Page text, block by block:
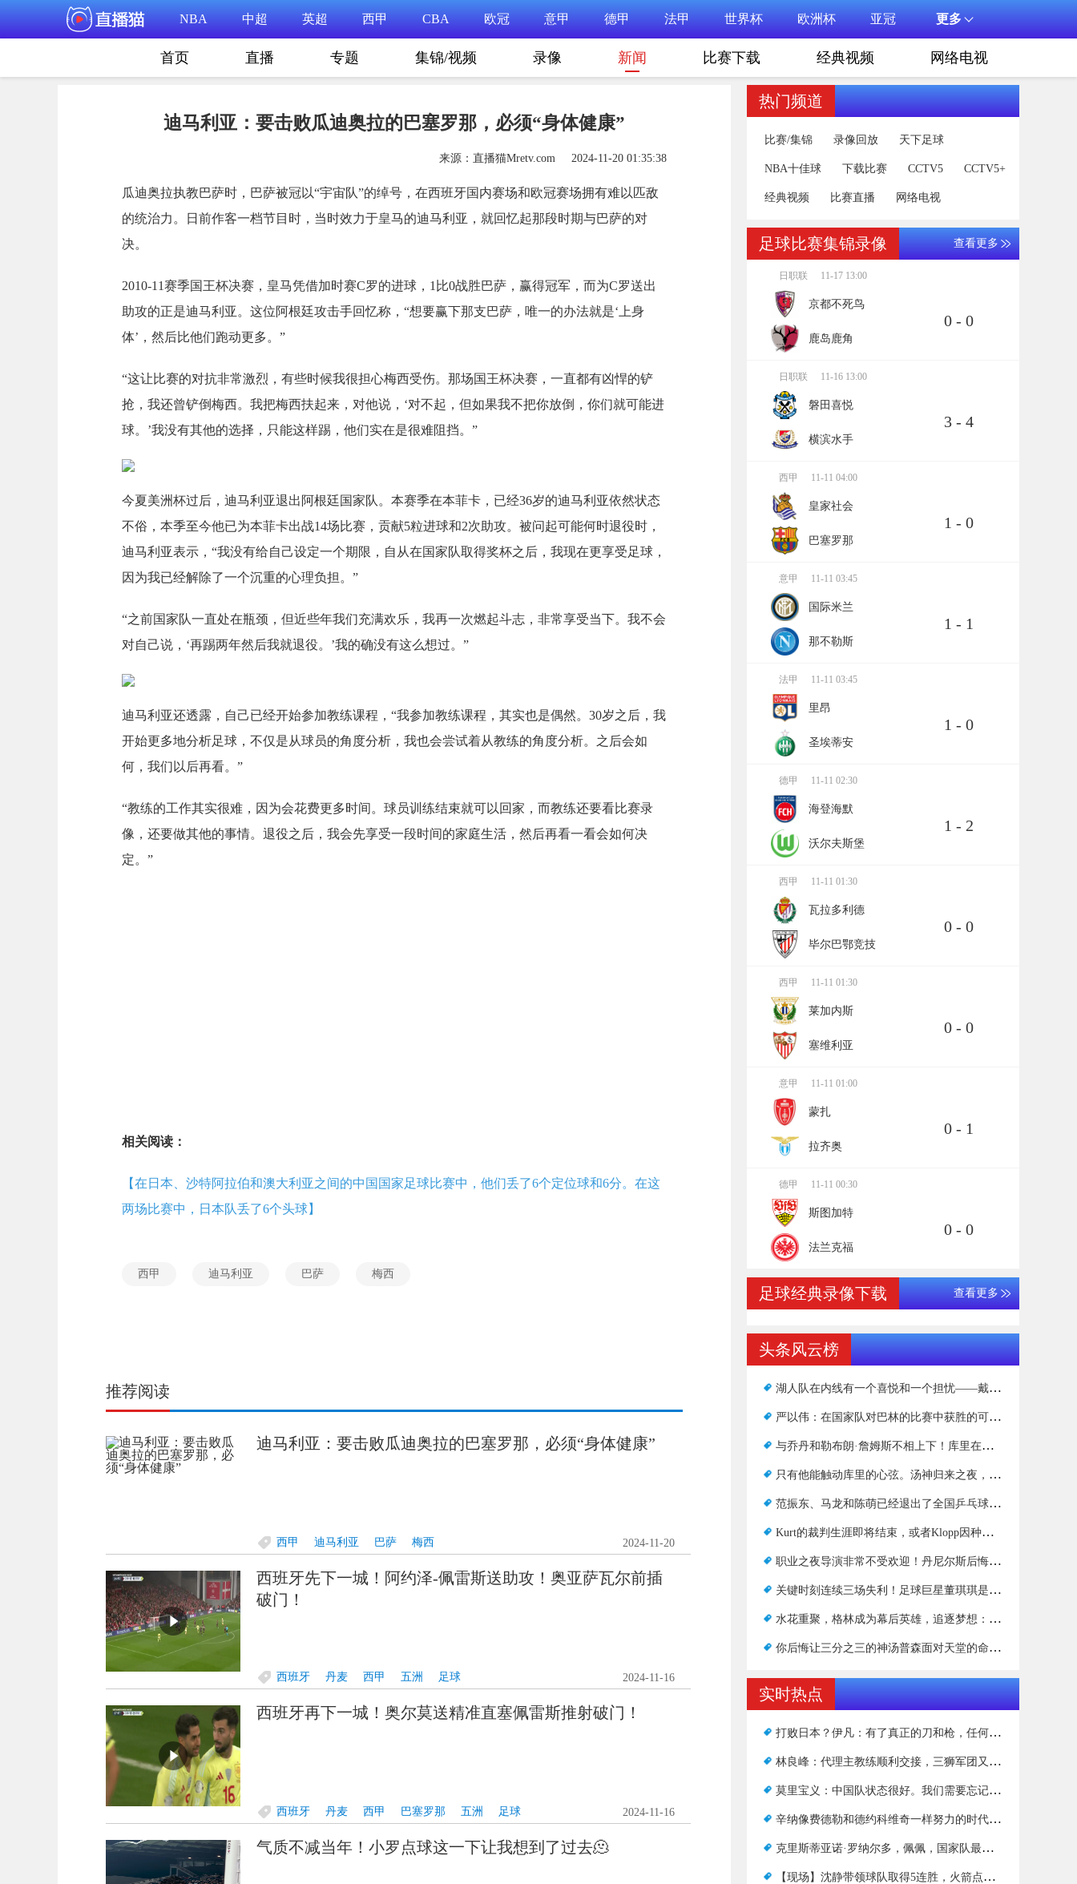
NBA 中超 英超 西甲 CBA 欧冠 意甲 德甲 法甲 世界杯 欧洲杯 亚冠 更多
首页 直播 专题 集锦/视频 录像 新闻 比赛下载 经典视频 网络电视
迪马利亚：要击败瓜迪奥拉的巴塞罗那，必须“身体健康”
来源：直播猫Mretv.com 2024-11-20 01:35:38
瓜迪奥拉执教巴萨时，巴萨被冠以“宇宙队”的绰号，在西班牙国内赛场和欧冠赛场拥有难以匹敌
的统治力。日前作客一档节目时，当时效力于皇马的迪马利亚，就回忆起那段时期与巴萨的对
决。
2010-11赛季国王杯决赛，皇马凭借加时赛C罗的进球，1比0战胜巴萨，赢得冠军，而为C罗送出
助攻的正是迪马利亚。这位阿根廷攻击手回忆称，“想要赢下那支巴萨，唯一的办法就是‘上身
体’，然后比他们跑动更多。”
“这让比赛的对抗非常激烈，有些时候我很担心梅西受伤。那场国王杯决赛，一直都有凶悍的铲
抢，我还曾铲倒梅西。我把梅西扶起来，对他说，‘对不起，但如果我不把你放倒，你们就可能进
球。’我没有其他的选择，只能这样踢，他们实在是很难阻挡。”
今夏美洲杯过后，迪马利亚退出阿根廷国家队。本赛季在本菲卡，已经36岁的迪马利亚依然状态
不俗，本季至今他已为本菲卡出战14场比赛，贡献5粒进球和2次助攻。被问起可能何时退役时，
迪马利亚表示，“我没有给自己设定一个期限，自从在国家队取得奖杯之后，我现在更享受足球，
因为我已经解除了一个沉重的心理负担。”
“之前国家队一直处在瓶颈，但近些年我们充满欢乐，我再一次燃起斗志，非常享受当下。我不会
对自己说，‘再踢两年然后我就退役。’我的确没有这么想过。”
迪马利亚还透露，自己已经开始参加教练课程，“我参加教练课程，其实也是偶然。30岁之后，我
开始更多地分析足球，不仅是从球员的角度分析，我也会尝试着从教练的角度分析。之后会如
何，我们以后再看。”
“教练的工作其实很难，因为会花费更多时间。球员训练结束就可以回家，而教练还要看比赛录
像，还要做其他的事情。退役之后，我会先享受一段时间的家庭生活，然后再看一看会如何决
定。”
相关阅读：
【在日本、沙特阿拉伯和澳大利亚之间的中国国家足球比赛中，他们丢了6个定位球和6分。在这
两场比赛中，日本队丢了6个头球】
西甲 迪马利亚 巴萨 梅西
推荐阅读
迪马利亚：要击败瓜迪奥拉的巴塞罗那，必须“身体健康”
西甲 迪马利亚 巴萨 梅西 2024-11-20
西班牙先下一城！阿约泽-佩雷斯送助攻！奥亚萨瓦尔前插
破门！
西班牙 丹麦 西甲 五洲 足球 2024-11-16
西班牙再下一城！奥尔莫送精准直塞佩雷斯推射破门！
西班牙 丹麦 西甲 巴塞罗那 五洲 足球 2024-11-16
气质不减当年！小罗点球这一下让我想到了过去🫠
热门频道
比赛/集锦 录像回放 天下足球
NBA十佳球 下载比赛 CCTV5 CCTV5+
经典视频 比赛直播 网络电视
足球比赛集锦录像 查看更多
日职联 11-17 13:00
京都不死鸟
鹿岛鹿角
0 - 0
日职联 11-16 13:00
磐田喜悦
横滨水手
3 - 4
西甲 11-11 04:00
皇家社会
巴塞罗那
1 - 0
意甲 11-11 03:45
国际米兰
那不勒斯
1 - 1
法甲 11-11 03:45
里昂
圣埃蒂安
1 - 0
德甲 11-11 02:30
海登海默
沃尔夫斯堡
1 - 2
西甲 11-11 01:30
瓦拉多利德
毕尔巴鄂竞技
0 - 0
西甲 11-11 01:30
莱加内斯
塞维利亚
0 - 0
意甲 11-11 01:00
蒙扎
拉齐奥
0 - 1
德甲 11-11 00:30
斯图加特
法兰克福
0 - 0
足球经典录像下载 查看更多
头条风云榜
湖人队在内线有一个喜悦和一个担忧——戴维斯的眼睛没有受伤，伍德的伤病复发
严以伟：在国家队对巴林的比赛中获胜的可能性有多大？
与乔丹和勒布朗·詹姆斯不相上下！库里在最后一节占据主导地位，在36岁时连续命中35次+
只有他能触动库里的心弦。汤神归来之夜，勇士核心将横冲直撞
范振东、马龙和陈萌已经退出了全国乒乓球决赛，他们周围都是强大的对手
Kurt的裁判生涯即将结束，或者Klopp因种族歧视而辞职
职业之夜导演非常不受欢迎！丹尼尔斯后悔鹈鹕队的爆发吗？
关键时刻连续三场失利！足球巨星董琪琪是个独行侠
水花重聚，格林成为幕后英雄，追逐梦想：在季末与克莱一起玩
你后悔让三分之三的神汤普森面对天堂的命令吗？
实时热点
打败日本？伊凡：有了真正的刀和枪，任何结果都有可能
林良峰：代理主教练顺利交接，三狮军团又获得一份传承
莫里宝义：中国队状态很好。我们需要忘记第一场比赛，那是7比0
辛纳像费德勒和德约科维奇一样努力的时代已经到来了吗？
克里斯蒂亚诺·罗纳尔多，佩佩，国家队最年长的得分手，赢得的比赛比水叶还多
【现场】沈静带领球队取得5连胜，火箭点燃青春风暴